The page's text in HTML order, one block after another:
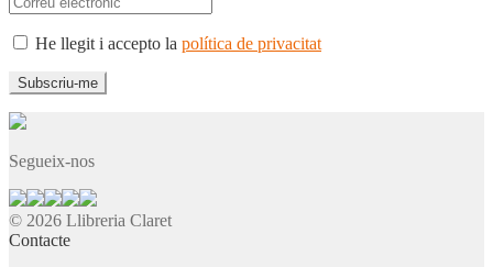
He llegit i accepto la política de privacitat
Segueix-nos
© 2026 Llibreria Claret
Contacte